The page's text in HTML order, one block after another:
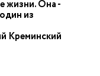
жизни. Она -
из
Креминский